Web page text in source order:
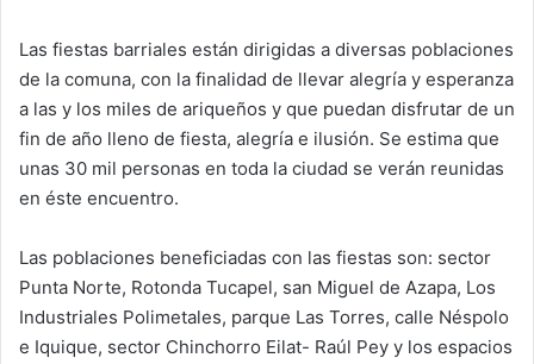
Las fiestas barriales están dirigidas a diversas poblaciones
de la comuna, con la finalidad de llevar alegría y esperanza
a las y los miles de ariqueños y que puedan disfrutar de un
fin de año lleno de fiesta, alegría e ilusión. Se estima que
unas 30 mil personas en toda la ciudad se verán reunidas
en éste encuentro.
Las poblaciones beneficiadas con las fiestas son: sector
Punta Norte, Rotonda Tucapel, san Miguel de Azapa, Los
Industriales Polimetales, parque Las Torres, calle Néspolo
e Iquique, sector Chinchorro Eilat- Raúl Pey y los espacios